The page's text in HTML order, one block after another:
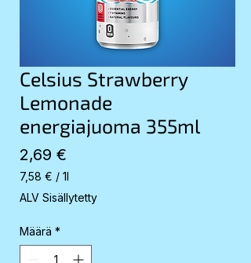
Celsius Strawberry
Lemonade
energiajuoma 355ml
2,69 €
7,58 € / 1l
7,58 €
per
Liter
ALV Sisällytetty
Määrä *